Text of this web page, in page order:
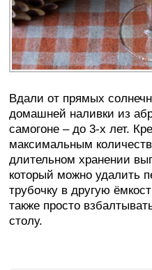
Вдали от прямых
домашней наливки из
самогоне – до 3-х лет.
максимальным
длительном хранении
который можно удалить
трубочку в другую
также просто
столу.